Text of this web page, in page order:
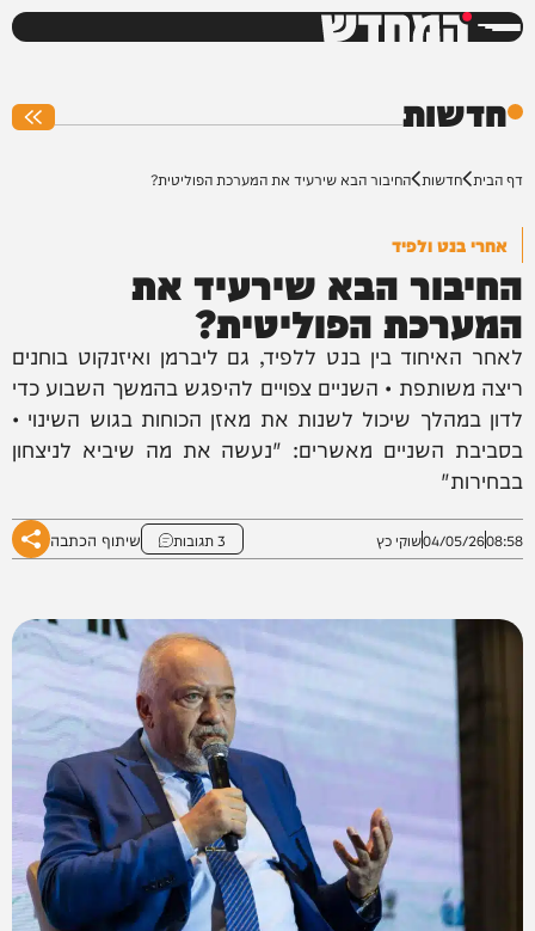
המחדש
חדשות
דף הבית חדשות החיבור הבא שירעיד את המערכת הפוליטית?
אחרי בנט ולפיד
החיבור הבא שירעיד את
המערכת הפוליטית?
לאחר האיחוד בין בנט ללפיד, גם ליברמן ואיזנקוט בוחנים
ריצה משותפת • השניים צפויים להיפגש בהמשך השבוע כדי
לדון במהלך שיכול לשנות את מאזן הכוחות בגוש השינוי •
בסביבת השניים מאשרים: "נעשה את מה שיביא לניצחון
בבחירות"
08:58
04/05/26שוקי כץ 3 תגובות שיתוף הכתבה